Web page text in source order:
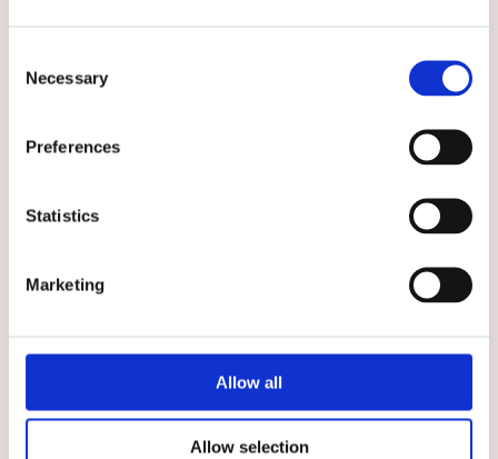
Selection
Necessary
Preferences
Statistics
Marketing
Allow all
Allow selection
529 kr
Praktisk och snygg
Välj storlek Välj storlek